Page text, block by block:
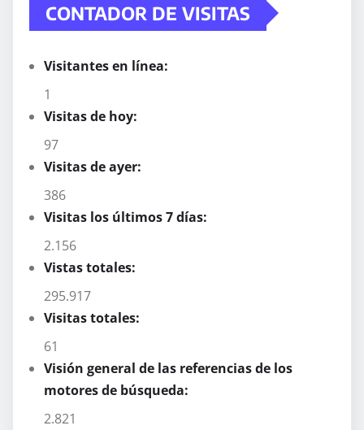
CONTADOR DE VISITAS
Visitantes en línea:
1
Visitas de hoy:
97
Visitas de ayer:
386
Visitas los últimos 7 días:
2.156
Vistas totales:
295.917
Visitas totales:
61
Visión general de las referencias de los
motores de búsqueda:
2.821